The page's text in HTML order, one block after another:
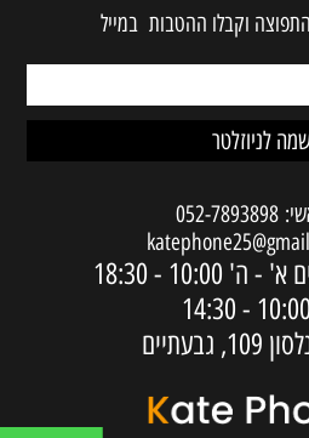
וקבלו ההטבות במייל
052-7893898
א' - ה' 10:00 - 18:30
10:00 - 14:30